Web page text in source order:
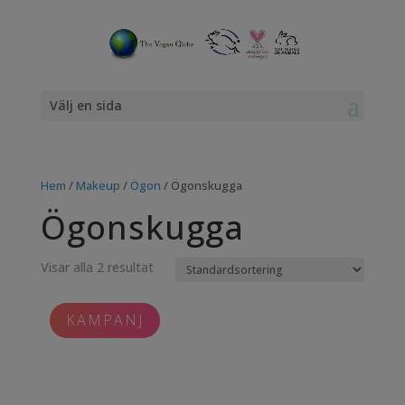
Välj en sida
Hem / Makeup / Ögon / Ögonskugga
Ögonskugga
Visar alla 2 resultat
KAMPANJ